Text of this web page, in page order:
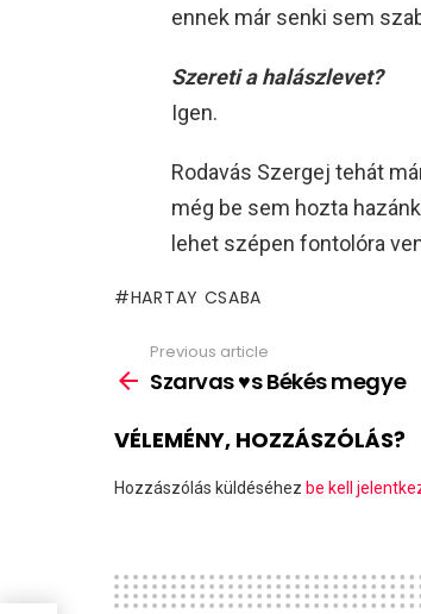
ennek már senki sem
Szereti a halászlevet?
Igen.
Rodavás Szergej tehát
még be sem hozta
lehet szépen fontolóra
HARTAY CSABA
more
Previous article
Szarvas ♥s Békés megye
VÉLEMÉNY, HOZZÁSZÓLÁS?
Hozzászólás küldéséhez be kell